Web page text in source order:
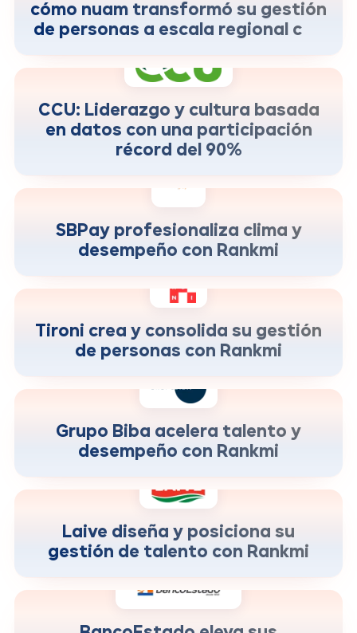
cómo nuam transformó su gestión
de personas a escala regional con
+90%liderazgo.
CCU: Liderazgo y cultura basada
en datos con una participación
récord del 90%
+150%decisiones con datos
SBPay profesionaliza clima y
desempeño con Rankmi
+180%decisiones de desarrollo
Tironi crea y consolida su gestión
de personas con Rankmi
+190%desarrollar high‑potentials
Grupo Biba acelera talento y
desempeño con Rankmi
+170%de desarrollo
Laive diseña y posiciona su
gestión de talento con Rankmi
+130%decisiones de liderazgo